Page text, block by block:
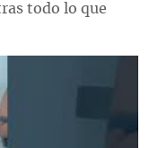
todo lo que